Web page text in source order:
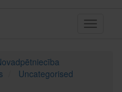
Toggle
Uncategorised